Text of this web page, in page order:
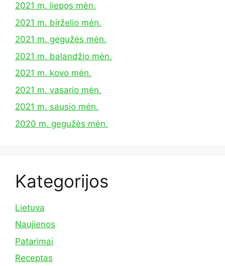
2021 m. liepos mėn.
2021 m. birželio mėn.
2021 m. gegužės mėn.
2021 m. balandžio mėn.
2021 m. kovo mėn.
2021 m. vasario mėn.
2021 m. sausio mėn.
2020 m. gegužės mėn.
Kategorijos
Lietuva
Naujienos
Patarimai
Receptas